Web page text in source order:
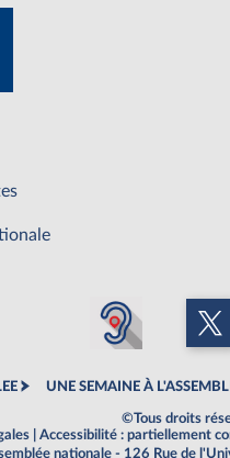
UNE SEMAINE À
©Tous droits
Accessibilité : partiellement
nationale - 126 Rue de